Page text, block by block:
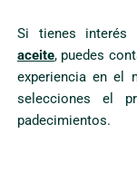
Si tienes
aceite, puedes
experiencia en el
selecciones el
padecimientos.